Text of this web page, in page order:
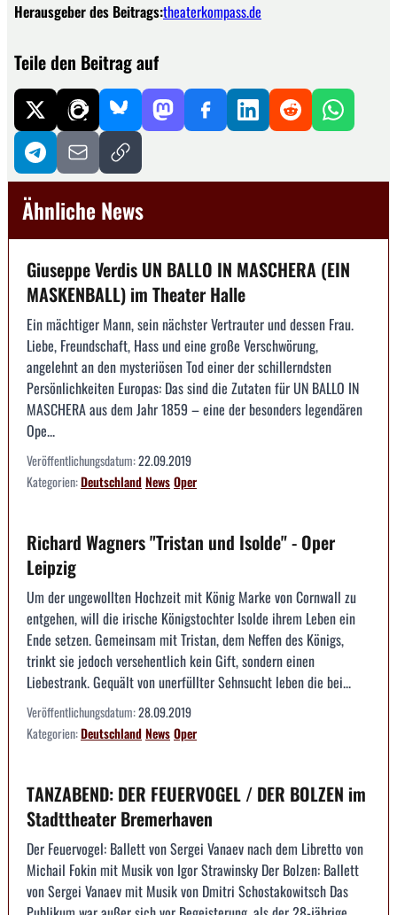
Herausgeber des Beitrags:theaterkompass.de
Teile den Beitrag auf
Ähnliche News
Giuseppe Verdis UN BALLO IN MASCHERA (EIN
MASKENBALL) im Theater Halle
Ein mächtiger Mann, sein nächster Vertrauter und dessen Frau.
Liebe, Freundschaft, Hass und eine große Verschwörung,
angelehnt an den mysteriösen Tod einer der schillerndsten
Persönlichkeiten Europas: Das sind die Zutaten für UN BALLO IN
MASCHERA aus dem Jahr 1859 – eine der besonders legendären
Ope...
Veröffentlichungsdatum:22.09.2019
Kategorien:DeutschlandNewsOper
Richard Wagners "Tristan und Isolde" - Oper
Leipzig
Um der ungewollten Hochzeit mit König Marke von Cornwall zu
entgehen, will die irische Königstochter Isolde ihrem Leben ein
Ende setzen. Gemeinsam mit Tristan, dem Neffen des Königs,
trinkt sie jedoch versehentlich kein Gift, sondern einen
Liebestrank. Gequält von unerfüllter Sehnsucht leben die bei...
Veröffentlichungsdatum:28.09.2019
Kategorien:DeutschlandNewsOper
TANZABEND: DER FEUERVOGEL / DER BOLZEN im
Stadttheater Bremerhaven
Der Feuervogel: Ballett von Sergei Vanaev nach dem Libretto von
Michail Fokin mit Musik von Igor Strawinsky Der Bolzen: Ballett
von Sergei Vanaev mit Musik von Dmitri Schostakowitsch Das